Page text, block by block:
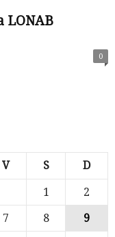
LONAB
0
V S D
1
2
7 8
9